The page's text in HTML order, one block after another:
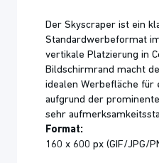
Der Skyscraper ist ein
Standardwerbeformat
vertikale Platzierung in
Bildschirmrand macht
idealen Werbefläche für
aufgrund der
sehr
Format:
160 x 600 px (GIF/JPG/